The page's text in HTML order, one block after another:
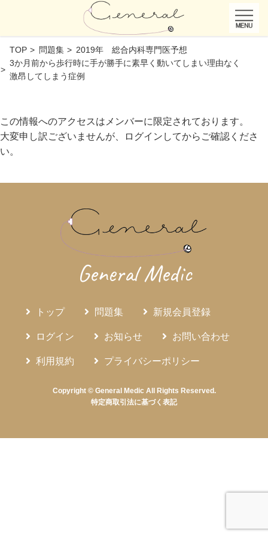
TOP 問題集
2019年 総合内科専門医予想
3か月前から歩行時に手が勝手に素早く動いてしまい理由なく
激昂してしまう症例
この情報へのアクセスはメンバーに限定されております。
大変申し訳ございませんが、ログインしてからご確認くださ
い。
General Medic
トップ 問題集 新規会員登録
ログイン お知らせ お問い合わせ
利用規約 プライバシーポリシー
Copyright © General Medic All Rights Reserved.
特定商取引法に基づく表記